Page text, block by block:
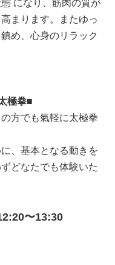
になり、筋肉の質が
まります。またゆっ
め、心身のリラック
極拳■
方でも氣軽に太極拳
、基本となる動きを
どなたでも体験いた
〜13:30